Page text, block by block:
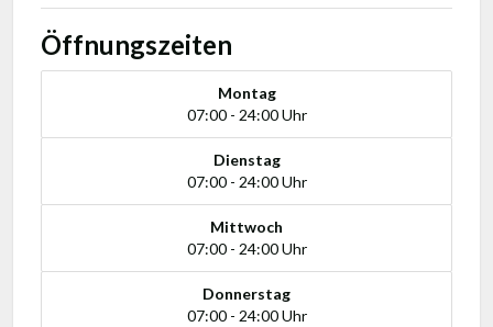
Öffnungszeiten
Montag
07:00 - 24:00 Uhr
Dienstag
07:00 - 24:00 Uhr
Mittwoch
07:00 - 24:00 Uhr
Donnerstag
07:00 - 24:00 Uhr